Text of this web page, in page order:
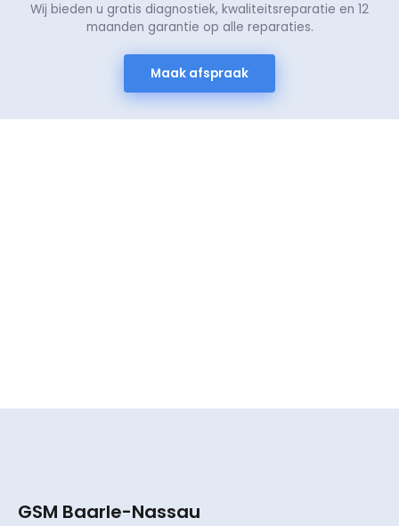
Wij bieden u gratis diagnostiek, kwaliteitsreparatie en 12
maanden garantie op alle reparaties.
Maak afspraak
GSM Baarle-Nassau